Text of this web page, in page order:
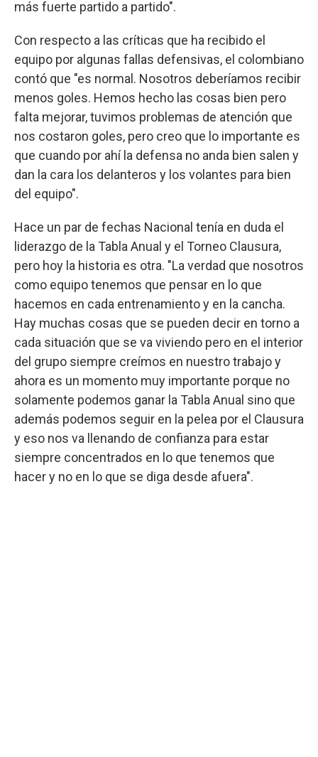
más fuerte partido a partido".
Con respecto a las críticas que ha recibido el
equipo por algunas fallas defensivas, el colombiano
contó que "es normal. Nosotros deberíamos recibir
menos goles. Hemos hecho las cosas bien pero
falta mejorar, tuvimos problemas de atención que
nos costaron goles, pero creo que lo importante es
que cuando por ahí la defensa no anda bien salen y
dan la cara los delanteros y los volantes para bien
del equipo".
Hace un par de fechas Nacional tenía en duda el
liderazgo de la Tabla Anual y el Torneo Clausura,
pero hoy la historia es otra. "La verdad que nosotros
como equipo tenemos que pensar en lo que
hacemos en cada entrenamiento y en la cancha.
Hay muchas cosas que se pueden decir en torno a
cada situación que se va viviendo pero en el interior
del grupo siempre creímos en nuestro trabajo y
ahora es un momento muy importante porque no
solamente podemos ganar la Tabla Anual sino que
además podemos seguir en la pelea por el Clausura
y eso nos va llenando de confianza para estar
siempre concentrados en lo que tenemos que
hacer y no en lo que se diga desde afuera".